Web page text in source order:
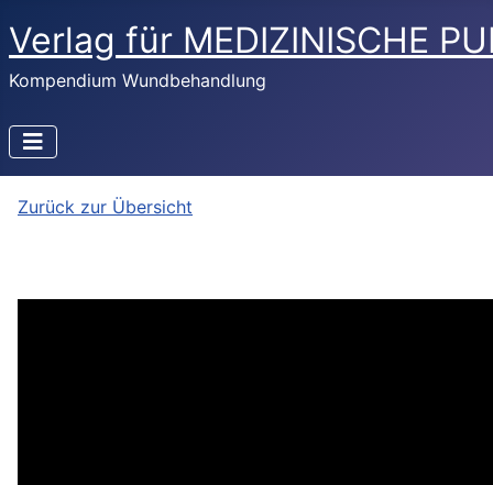
Verlag für MEDIZINISCHE
Kompendium Wundbehandlung
Zurück zur Übersicht